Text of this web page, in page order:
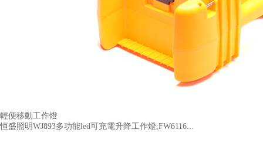
輕便移動工作燈
恒盛照明WJ893多功能led可充電升降工作燈;FW6116...